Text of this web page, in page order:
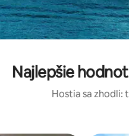
Najlepšie
Hostia sa zhodli: